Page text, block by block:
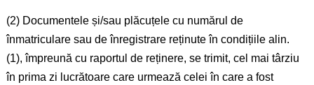
(2) Documentele și/sau plăcuțele cu numărul de
înmatriculare sau de înregistrare reținute în condițiile alin.
(1), împreună cu raportul de reținere, se trimit, cel mai târziu
în prima zi lucrătoare care urmează celei în care a fost